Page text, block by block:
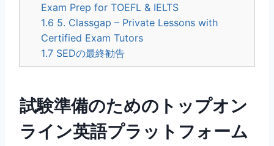
Exam Prep for TOEFL & IELTS
1.6 5. Classgap – Private Lessons with
Certified Exam Tutors
1.7 SEDの最終勧告
試験準備のためのトップオン
ライン英語プラットフォーム